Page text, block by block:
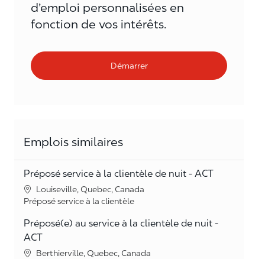
d’emploi personnalisées en
fonction de vos intérêts.
Démarrer
Emplois similaires
Préposé service à la clientèle de nuit - ACT
LieuLouiseville, Quebec, Canada
Catégorie
Préposé service à la clientèle
Préposé(e) au service à la clientèle de nuit -
ACT
LieuBerthierville, Quebec, Canada